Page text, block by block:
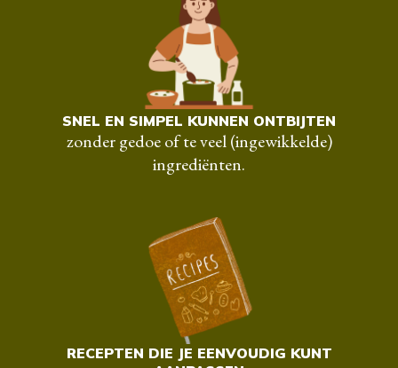
SNEL EN SIMPEL KUNNEN ONTBIJTEN
zonder gedoe of te veel (ingewikkelde)
ingrediënten.
RECEPTEN DIE JE EENVOUDIG KUNT